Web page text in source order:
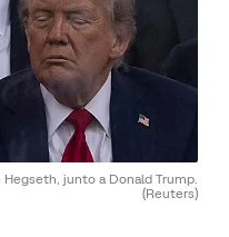
junto a Donald Trump.
(Reuters)